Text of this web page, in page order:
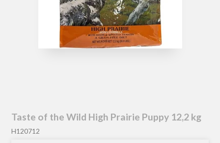
Taste of the Wild High Prairie Puppy 12,2 kg
H120712